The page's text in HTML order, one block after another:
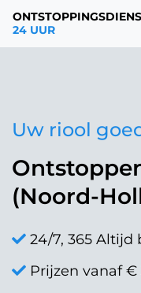
24 UUR
Uw riool
(Noord-
24/7, 365 Altijd
Prijzen vanaf €